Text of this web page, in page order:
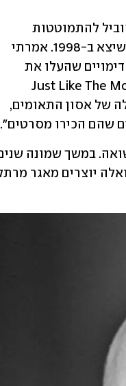
שהם הכירו מסרטים".